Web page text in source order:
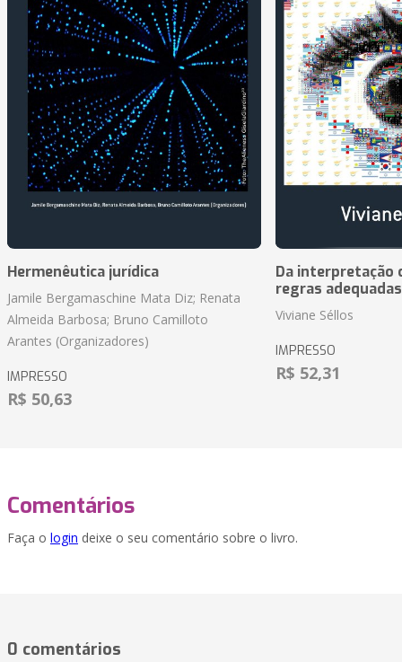
Hermenêutica jurídica
Jamile Bergamaschine Mata Diz; Renata
Almeida Barbosa; Bruno Camilloto
Arantes (Organizadores)
IMPRESSO
R$ 50,63
Da interpretação
regras
Viviane Séllos
IMPRESSO
R$ 52,31
Comentários
Faça o login deixe o seu comentário sobre o livro.
0 comentários